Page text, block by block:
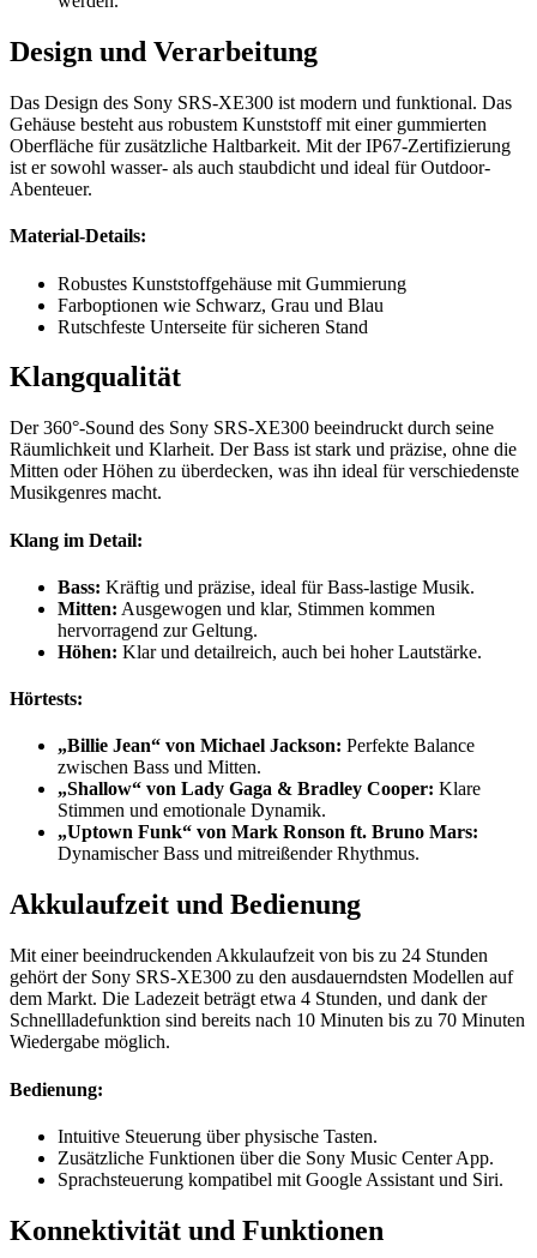
Design und Verarbeitung
Das Design des Sony SRS-XE300 ist modern und funktional. Das
Gehäuse besteht aus robustem Kunststoff mit einer gummierten
Oberfläche für zusätzliche Haltbarkeit. Mit der IP67-Zertifizierung
ist er sowohl wasser- als auch staubdicht und ideal für Outdoor-
Abenteuer.
Material-Details:
Robustes Kunststoffgehäuse mit Gummierung
Farboptionen wie Schwarz, Grau und Blau
Rutschfeste Unterseite für sicheren Stand
Klangqualität
Der 360°-Sound des Sony SRS-XE300 beeindruckt durch seine
Räumlichkeit und Klarheit. Der Bass ist stark und präzise, ohne die
Mitten oder Höhen zu überdecken, was ihn ideal für verschiedenste
Musikgenres macht.
Klang im Detail:
Bass: Kräftig und präzise, ideal für Bass-lastige Musik.
Mitten: Ausgewogen und klar, Stimmen kommen
hervorragend zur Geltung.
Höhen: Klar und detailreich, auch bei hoher Lautstärke.
Hörtests:
„Billie Jean“ von Michael Jackson: Perfekte Balance
zwischen Bass und Mitten.
„Shallow“ von Lady Gaga & Bradley Cooper: Klare
Stimmen und emotionale Dynamik.
„Uptown Funk“ von Mark Ronson ft. Bruno Mars:
Dynamischer Bass und mitreißender Rhythmus.
Akkulaufzeit und Bedienung
Mit einer beeindruckenden Akkulaufzeit von bis zu 24 Stunden
gehört der Sony SRS-XE300 zu den ausdauerndsten Modellen auf
dem Markt. Die Ladezeit beträgt etwa 4 Stunden, und dank der
Schnellladefunktion sind bereits nach 10 Minuten bis zu 70 Minuten
Wiedergabe möglich.
Bedienung:
Intuitive Steuerung über physische Tasten.
Zusätzliche Funktionen über die Sony Music Center App.
Sprachsteuerung kompatibel mit Google Assistant und Siri.
Konnektivität und Funktionen